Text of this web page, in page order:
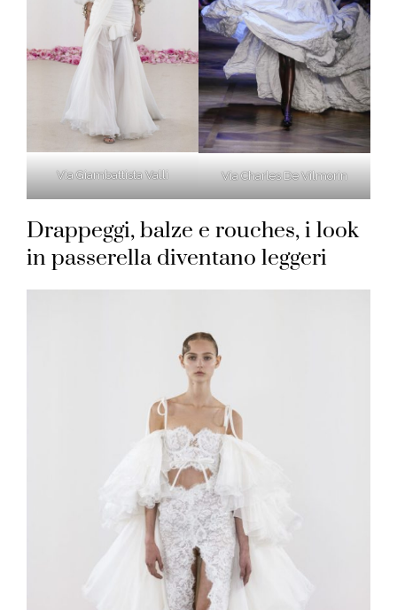
Via Giambattista Valli Via Charles De Vilmorin
Drappeggi, balze e rouches, i look
in passerella diventano leggeri